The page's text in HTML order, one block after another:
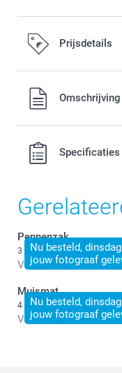
Prijsdetails
Alle prijzen zijn
Omschrijving
Specificaties
Nu besteld,
jouw fotograaf
Pennenzak
3 varianten
Vanaf 14,50
Nu besteld,
jouw fotograaf
Muismat
4 varianten
Vanaf 11,50